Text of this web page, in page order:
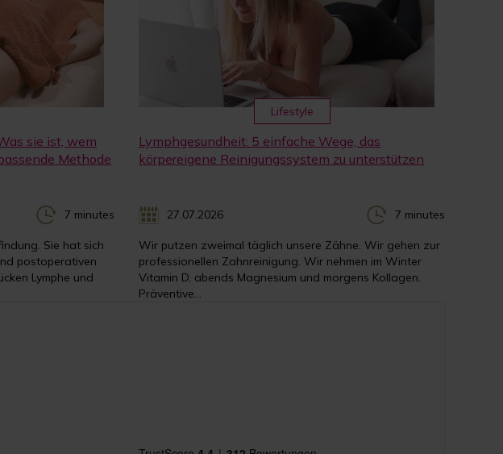
sie ist, wem
Methode
7 minutes
Sie hat sich
postoperativen
Lymphe und
Lifestyle
Lymphgesundheit: 5 einfache Wege, das
körpereigene Reinigungssystem zu unterstützen
27.07.2026 7 minutes
Wir putzen zweimal täglich unsere Zähne. Wir gehen zur
professionellen Zahnreinigung. Wir nehmen im Winter
Vitamin D, abends Magnesium und morgens Kollagen.
Präventive...